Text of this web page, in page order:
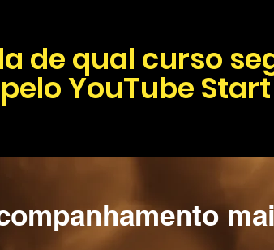
de qual curso
YouTube